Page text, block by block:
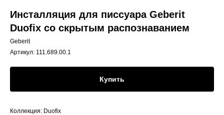
Инсталляция для писсуара Geberit
Duofix со скрытым распознаванием
Geberit
Артикул: 111.689.00.1
Купить
Коллекция: Duofix